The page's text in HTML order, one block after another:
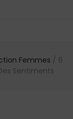
Femmes / 6
Sentiments